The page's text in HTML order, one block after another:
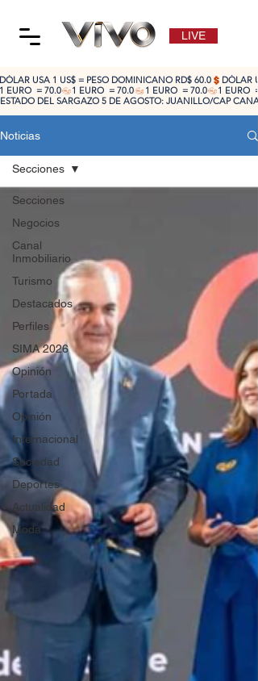
LIVE
ESTADO DEL SARGAZO 5 DE AGOSTO: JUANILLO/CAP
DÓLAR USA 1 US$ = PESO DOMINICANO RD$ 60.0
1 EURO  = 70.0
Noticias
Secciones
Negocios
Canal
Inmobiliario
Turismo
Destacados
Perfiles
SIMA 2026
Opinión
Portada
Opinión
Internacional
Sociedad
Deportes
Actualidad
Moda
Secciones